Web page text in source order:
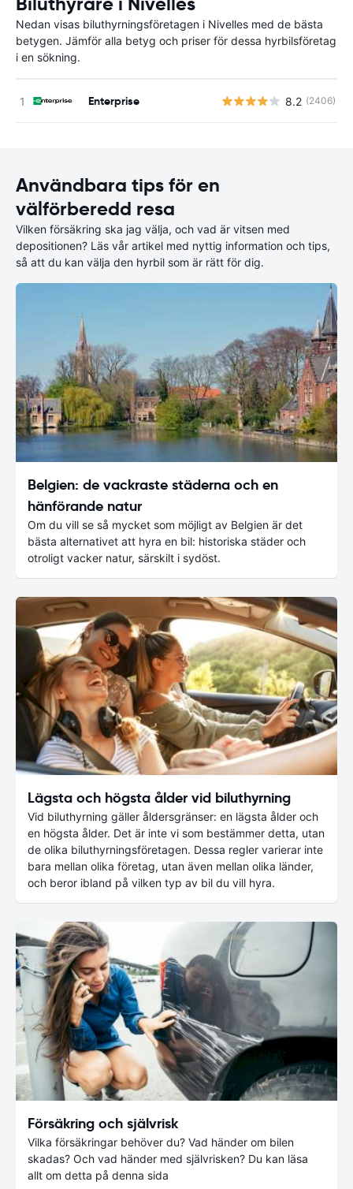
Nedan visas biluthyrningsföretagen i Nivelles med de bästa
betygen. Jämför alla betyg och priser för dessa hyrbilsföretag
i en sökning.
Enterprise 8.2 (2406)
Användbara tips för en
välförberedd resa
Vilken försäkring ska jag välja, och vad är vitsen med
depositionen? Läs vår artikel med nyttig information och tips,
så att du kan välja den hyrbil som är rätt för dig.
Belgien: de vackraste städerna och en
hänförande natur
Om du vill se så mycket som möjligt av Belgien är det
bästa alternativet att hyra en bil: historiska städer och
otroligt vacker natur, särskilt i sydöst.
Lägsta och högsta ålder vid biluthyrning
Vid biluthyrning gäller åldersgränser: en lägsta ålder och
en högsta ålder. Det är inte vi som bestämmer detta, utan
de olika biluthyrningsföretagen. Dessa regler varierar inte
bara mellan olika företag, utan även mellan olika länder,
och beror ibland på vilken typ av bil du vill hyra.
Försäkring och självrisk
Vilka försäkringar behöver du? Vad händer om bilen
skadas? Och vad händer med självrisken? Du kan läsa
allt om detta på denna sida